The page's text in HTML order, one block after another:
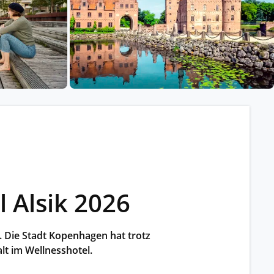
Alsik 2026
Stadt Kopenhagen hat trotz
im Wellnesshotel.